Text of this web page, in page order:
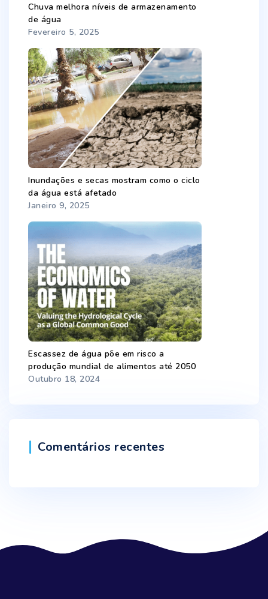
Chuva melhora níveis de armazenamento
de água
Fevereiro 5, 2025
Inundações e secas mostram como o ciclo
da água está afetado
Janeiro 9, 2025
Escassez de água põe em risco a
produção mundial de alimentos até 2050
Outubro 18, 2024
Comentários recentes